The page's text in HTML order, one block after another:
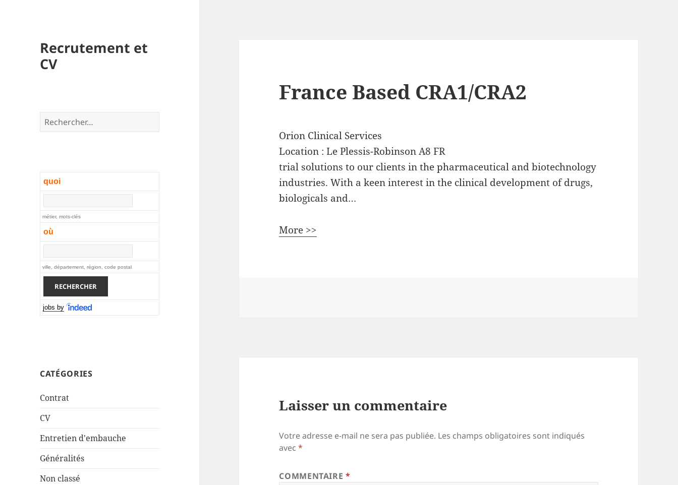
Recrutement et
CV
Rechercher :
quoi
métier, mots-clés
où
ville, département, région, code postal
jobs by
CATÉGORIES
Contrat
CV
Entretien d'embauche
Généralités
Non classé
France Based CRA1/CRA2
Orion Clinical Services
Location :Le Plessis-Robinson A8 FR
trial solutions to our clients in the pharmaceutical and biotechnology
industries. With a keen interest in the clinical development of drugs,
biologicals and…
More >>
Laisser un commentaire
Votre adresse e-mail ne sera pas publiée. Les champs obligatoires sont indiqués
avec*
COMMENTAIRE*